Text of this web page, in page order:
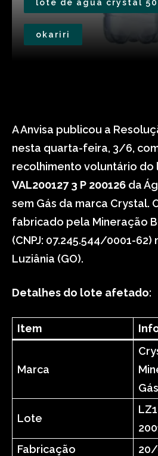
lote de água crystal
okariri
A Anvisa publicou a
nesta quarta-feira, 3/6,
recolhimento voluntário do
VAL200127 3 P 200126 da
sem Gás da marca Crystal.
fabricado pela Mineração
(CNPJ: 07.245.544/0001-
Luziânia (GO).
Detalhes do lote afetado:
Item
Marca
Gás
Lote
Fabricação